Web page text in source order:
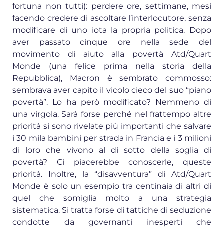
fortuna non tutti): perdere ore, settimane, mesi
facendo credere di ascoltare l’interlocutore, senza
modificare di uno iota la propria politica. Dopo
aver passato cinque ore nella sede del
movimento di aiuto alla povertà Atd/Quart
Monde (una felice prima nella storia della
Repubblica), Macron è sembrato commosso:
sembrava aver capito il vicolo cieco del suo “piano
povertà”. Lo ha però modificato? Nemmeno di
una virgola. Sarà forse perché nel frattempo altre
priorità si sono rivelate più importanti che salvare
i 30 mila bambini per strada in Francia e i 3 milioni
di loro che vivono al di sotto della soglia di
povertà? Ci piacerebbe conoscerle, queste
priorità. Inoltre, la “disavventura” di Atd/Quart
Monde è solo un esempio tra centinaia di altri di
quel che somiglia molto a una strategia
sistematica. Si tratta forse di tattiche di seduzione
condotte da governanti inesperti che